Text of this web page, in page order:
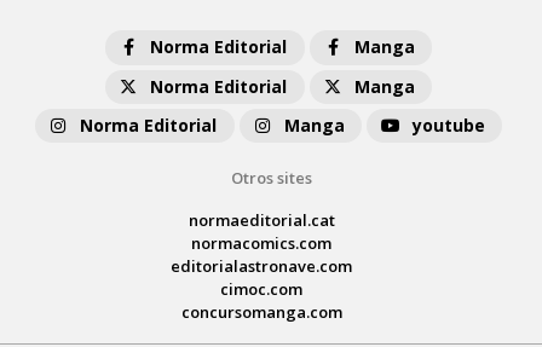
Norma Editorial
Manga
Norma Editorial
Manga
Norma Editorial
Manga youtube
Otros sites
normaeditorial.cat
normacomics.com
editorialastronave.com
cimoc.com
concursomanga.com